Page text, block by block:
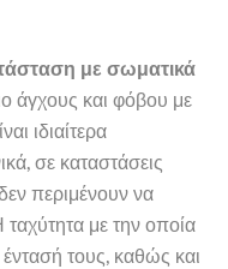
με σωματικά
άγχους και φόβου με
ιδιαίτερα
σε καταστάσεις
περιμένουν να
με την οποία
τους, καθώς και